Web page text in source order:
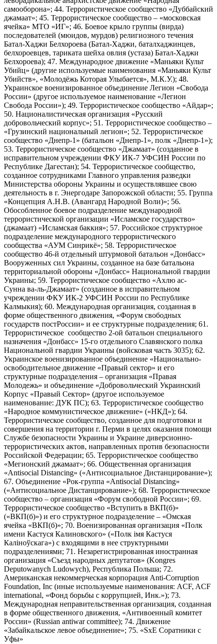
самооборона»; 44. Террористическое сообщество «Дуббайский
джамаат»; 45. Террористическое сообщество – «московская
ячейка» МТО «ИГ»; 46. Боевое крыло группы (вирда)
последователей (мюидов, мурдов) религиозного течения
Батал-Хаджи Белхороева (Батал-Хаджи, баталхаджинцев,
белхороевцев, тариката шейха овлия (устаза) Батал-Хаджи
Белхороева); 47. Международное движение «Маньяки Культ
Убийц» (другие используемые наименования «Маньяки Культ
Убийств», «Молодёжь Которая Улыбается», М.К.У.); 48.
Украинское военизированное объединение Легион «Свобода
России» (другое используемое наименование «Легион
Свобода России»); 49. Террористическое сообщество «Айдар»;
50. Националистическая организация «Русский
добровольческий корпус»; 51. Террористическое сообщество –
«Грузинский национальный легион»; 52. Террористическое
сообщество «Днепр-1» (батальон «Днепр-1», полк «Днепр-1»);
53. Террористическое сообщество «Джамаат» (созданное в
исправительном учреждении ФКУ ИК-7 УФСИН России по
Республике Дагестан); 54. Террористическое сообщество,
созданное сотрудниками Главного управления разведки
Министерства обороны Украины и осуществлявшее свою
деятельность в г. Энергодаре Запорожской области; 55. Группа
«Концепция А.Н.В. (Авангард Народной Воли)»; 56.
Обособленное боевое подразделение международной
террористической организации «Исламское государство»
(джамаат) «Исламская баккия»; 57. Российское структурное
подразделение международного террористического
сообщества «АУМ Синрикё»; 58. Террористическое
сообщество 46-й отдельный штурмовой батальон «Донбасс»
Вооруженных сил Украины, созданное на базе батальона
территориальной обороны «Донбасс» Национальной гвардии
Украины; 59. Террористическое сообщество «Ахлю ас-
Сунна ва-ль-Джамаат» (созданное в исправительном
учреждении ФКУ ИК-2 УФСИН России по Республике
Калмыкия); 60. Международная организация, созданная в
форме общественного движения, «Форум свободных
государств постРоссии» и ее структурные подразделения; 61.
Террористическое сообщество 2-ой батальон специального
назначения «Донбасс» 15-го отдельного Славянского полка
Национальной гвардии Украины (войсковая часть 3035); 62.
Украинское военизированное объединение «Национально-
освободительное движение «Правый сектор» и его
структурные подразделения – организация «Правая
Молодежь» и объединение «Добровольческий Украинский
Корпус «Правый Сектор» (другое используемое
наименование: ДУК ПС); 63. Террористическое сообщество
«Народное коммунистическое движение» («НКД»); 64.
Террористическое сообщество, созданное для подготовки и
совершения на территории г. Перми в целях оказания помощи
Службе безопасности Украины и Украине диверсионно-
террористических актов, направленных против безопасности
Российской Федерации; 65. Террористическое сообщество
«Мегионский джамаат»; 66. Общественная организация
«Antisocial Distancing» («Антисоциальное Дистанцирование»);
67. Объединение «Рок-группа «Antisocial Distancing»
(«Антисоциальное Дистанцирование»); 68. Террористическое
сообщество – организация «Форум свободной России»; 69.
Террористическое сообщество «Вступить в ВКП(б)»
(«ВКП(б)») и его структурное подразделение – «Омская
ячейка «ВКП(б)»; 70. Военизированная организация «Полк
имени Кастуся Калиновского» («Полк iмя Кастуся
Калiноўскага») с входящими в нее структурными
подразделениями; 71. Незарегистрированная иностранная
организация «Съезд народных депутатов» (Kongres
Deputowanych Ludowych), Республика Польша; 72.
Американская некоммерческая корпорация Anti-Corruption
Foundation, Inc (иные используемые наименования: ACF, ACF
international, «Фонд борьбы с коррупцией, Инк.»); 73.
Международная неправительственная организация, созданная
в форме общественного движения, «Антивоенный комитет
России» (Russian antiwar committee); 74. Движение
«Забайкальское левое объединение»; 75. «SxE Соратники с
Уфы»